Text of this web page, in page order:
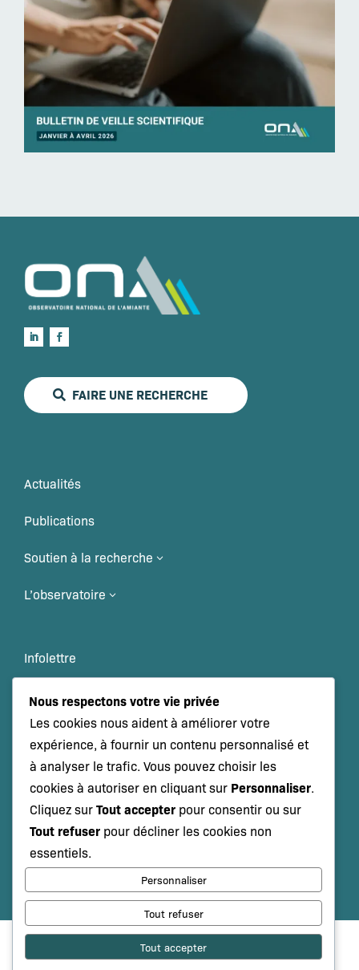
FAIRE UNE RECHERCHE
Actualités
Publications
Soutien à la recherche 3
L’observatoire 3
Infolettre
Veille scientifique
Événements
NOUS JOINDRE
Abonnez-vous à notre infolettre
Politiques de confidentialité–Termes et conditions–
Changer la taille de la
Nous respectons votre vie privée
Les cookies nous aident à améliorer votre
expérience, à fournir un contenu personnalisé et
à analyser le trafic. Vous pouvez choisir les
cookies à autoriser en cliquant sur Personnaliser.
Cliquez surTout accepter pour consentir ou sur
Tout refuser pour décliner les cookies non
essentiels.
Personnaliser
Tout refuser
Tout accepter